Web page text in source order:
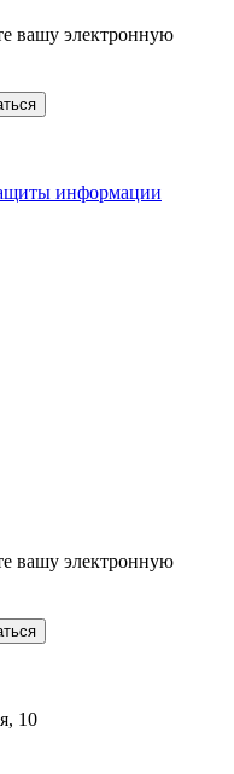
вашу электронную
информации
вашу электронную
10